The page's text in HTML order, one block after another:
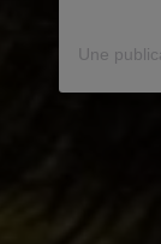
Une